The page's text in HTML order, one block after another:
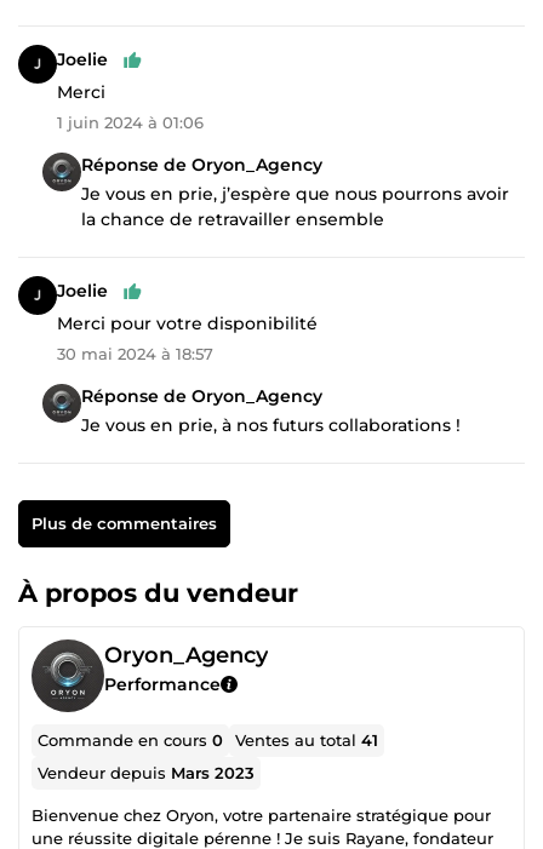
Joelie
Merci
1 juin 2024 à 01:06
Réponse de Oryon_Agency
Je vous en prie, j’espère que nous pourrons avoir
la chance de retravailler ensemble
Joelie
Merci pour votre disponibilité
30 mai 2024 à 18:57
Réponse de Oryon_Agency
Je vous en prie, à nos futurs collaborations !
Plus de commentaires
À propos du vendeur
Oryon_Agency
Performance
Commande en cours0 Ventes au total41
Vendeur depuis Mars 2023
Bienvenue chez Oryon, votre partenaire stratégique pour
une réussite digitale pérenne ! Je suis Rayane, fondateur